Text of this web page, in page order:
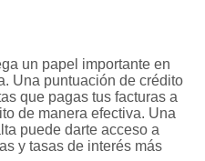
un papel importante en
Una puntuación de crédito
que pagas tus facturas a
de manera efectiva. Una
puede darte acceso a
y tasas de interés más